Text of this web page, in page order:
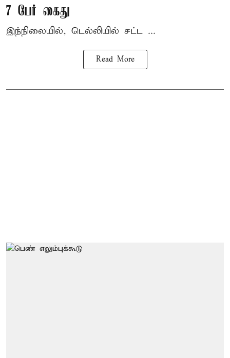
7 பேர் கைது
இந்நிலையில், டெல்லியில் சட்ட ...
Read More